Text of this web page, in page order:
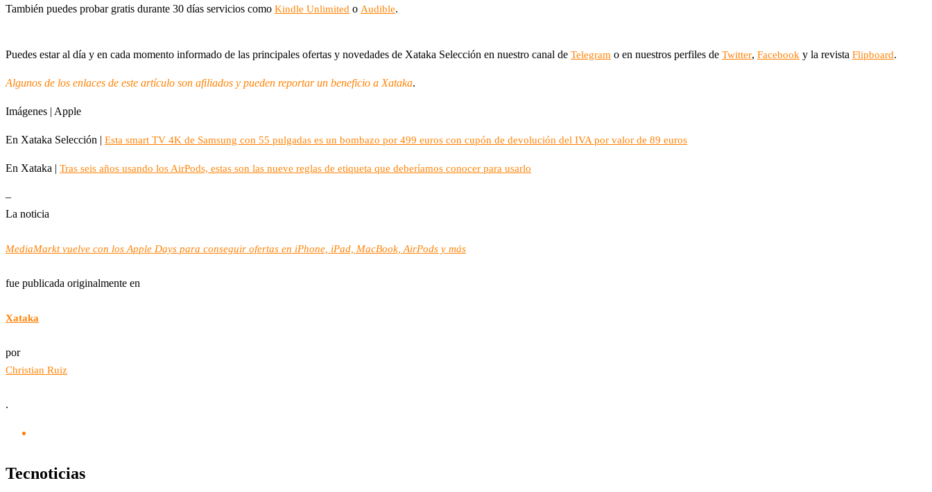
También puedes probar gratis durante 30 días servicios como Kindle Unlimited o Audible.
Puedes estar al día y en cada momento informado de las principales ofertas y novedades de Xataka Selección en nuestro canal de Telegram o en nuestros perfiles de Twitter, Facebook y la revista Flipboard.
Algunos de los enlaces de este artículo son afiliados y pueden reportar un beneficio a Xataka.
Imágenes | Apple
En Xataka Selección | Esta smart TV 4K de Samsung con 55 pulgadas es un bombazo por 499 euros con cupón de devolución del IVA por valor de 89 euros
En Xataka | Tras seis años usando los AirPods, estas son las nueve reglas de etiqueta que deberíamos conocer para usarlo
–
La noticia
MediaMarkt vuelve con los Apple Days para conseguir ofertas en iPhone, iPad, MacBook, AirPods y más
fue publicada originalmente en
Xataka
por
Christian Ruiz
.
Tecnoticias